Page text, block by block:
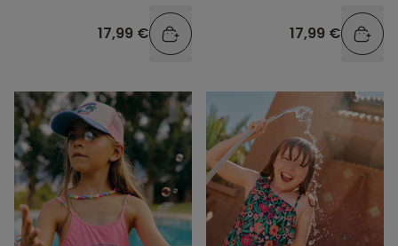
17,99 € 17,99 €